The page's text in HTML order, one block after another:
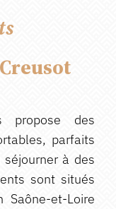
propose des
parfaits
à des
sont situés
et-Loire